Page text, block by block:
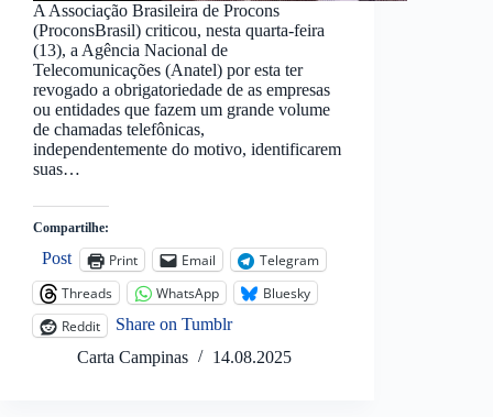
A Associação Brasileira de Procons
(ProconsBrasil) criticou, nesta quarta-feira
(13), a Agência Nacional de
Telecomunicações (Anatel) por esta ter
revogado a obrigatoriedade de as empresas
ou entidades que fazem um grande volume
de chamadas telefônicas,
independentemente do motivo, identificarem
suas…
Compartilhe:
Post Print Email
Telegram
Threads
WhatsApp
Bluesky
Reddit
Share on Tumblr
Carta Campinas
14.08.2025